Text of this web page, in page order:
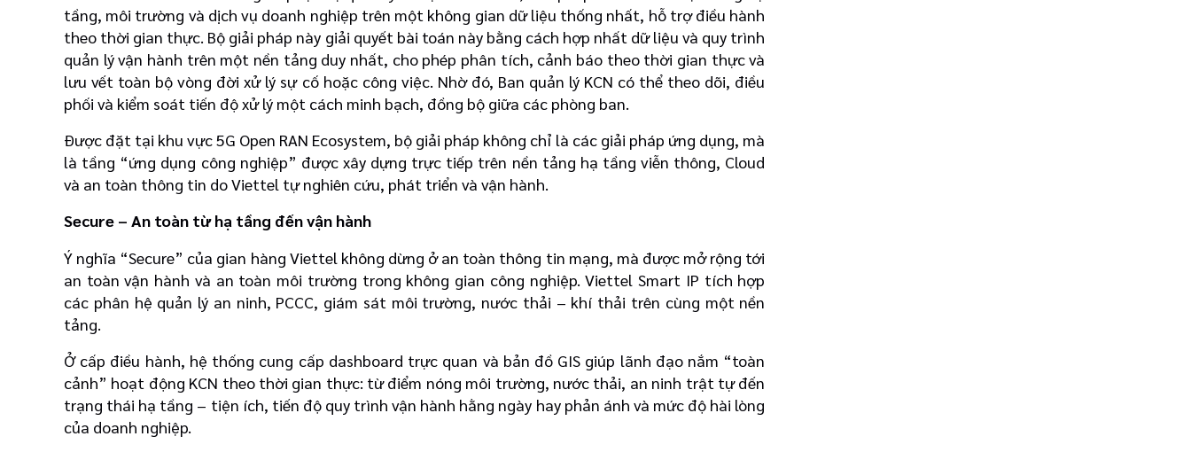
tầng, môi trường và dịch vụ doanh nghiệp trên một không gian dữ liệu thống nhất, hỗ trợ điều hành
theo thời gian thực. Bộ giải pháp này giải quyết bài toán này bằng cách hợp nhất dữ liệu và quy trình
quản lý vận hành trên một nền tảng duy nhất, cho phép phân tích, cảnh báo theo thời gian thực và
lưu vết toàn bộ vòng đời xử lý sự cố hoặc công việc. Nhờ đó, Ban quản lý KCN có thể theo dõi, điều
phối và kiểm soát tiến độ xử lý một cách minh bạch, đồng bộ giữa các phòng ban.
Được đặt tại khu vực 5G Open RAN Ecosystem, bộ giải pháp không chỉ là các giải pháp ứng dụng, mà
là tầng “ứng dụng công nghiệp” được xây dựng trực tiếp trên nền tảng hạ tầng viễn thông, Cloud
và an toàn thông tin do Viettel tự nghiên cứu, phát triển và vận hành.
Secure – An toàn từ hạ tầng đến vận hành
Ý nghĩa “Secure” của gian hàng Viettel không dừng ở an toàn thông tin mạng, mà được mở rộng tới
an toàn vận hành và an toàn môi trường trong không gian công nghiệp. Viettel Smart IP tích hợp
các phân hệ quản lý an ninh, PCCC, giám sát môi trường, nước thải – khí thải trên cùng một nền
tảng.
Ở cấp điều hành, hệ thống cung cấp dashboard trực quan và bản đồ GIS giúp lãnh đạo nắm “toàn
cảnh” hoạt động KCN theo thời gian thực: từ điểm nóng môi trường, nước thải, an ninh trật tự đến
trạng thái hạ tầng – tiện ích, tiến độ quy trình vận hành hằng ngày hay phản ánh và mức độ hài lòng
của doanh nghiệp.